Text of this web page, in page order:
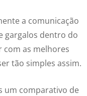
a comunicação
gargalos dentro do
com as melhores
tão simples assim.
um comparativo de